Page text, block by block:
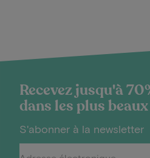
Recevez jusqu'à
dans les plus
S'abonner à la newsletter